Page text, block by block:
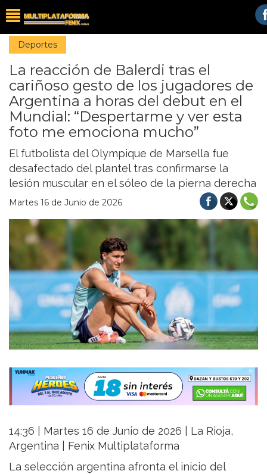
Deportes
La reacción de Balerdi tras el
cariñoso gesto de los jugadores de
Argentina a horas del debut en el
Mundial: “Despertarme y ver esta
foto me emociona mucho”
El futbolista del Olympique de Marsella fue
desafectado del plantel tras confirmarse la
lesión muscular en el sóleo de la pierna derecha
Martes 16 de Junio de 2026
14:36 | Martes 16 de Junio de 2026 | La Rioja,
Argentina | Fenix Multiplataforma
La selección argentina afronta el inicio del